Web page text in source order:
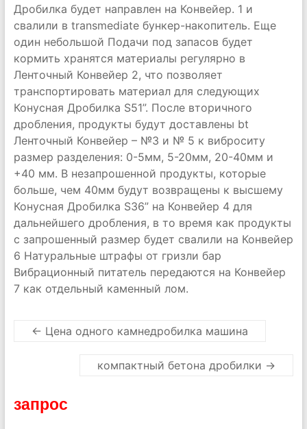
Дробилка будет направлен на Конвейер. 1 и
свалили в transmediate бункер-накопитель. Еще
один небольшой Подачи под запасов будет
кормить хранятся материалы регулярно в
Ленточный Конвейер 2, что позволяет
транспортировать материал для следующих
Конусная Дробилка S51”. После вторичного
дробления, продукты будут доставлены bt
Ленточный Конвейер – №3 и № 5 к виброситу
размер разделения: 0-5мм, 5-20мм, 20-40мм и
+40 мм. В незапрошенной продукты, которые
больше, чем 40мм будут возвращены к высшему
Конусная Дробилка S36” на Конвейер 4 для
дальнейшего дробления, в то время как продукты
с запрошенный размер будет свалили на Конвейер
6 Натуральные штрафы от гризли бар
Вибрационный питатель передаются на Конвейер
7 как отдельный каменный лом.
← Цена одного камнедробилка машина
компактный бетона дробилки →
запрос